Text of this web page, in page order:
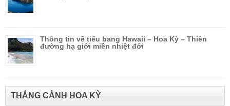
Thông tin về tiểu bang Hawaii – Hoa Kỳ – Thiên
đường hạ giới miền nhiệt đới
THẮNG CẢNH HOA KỲ